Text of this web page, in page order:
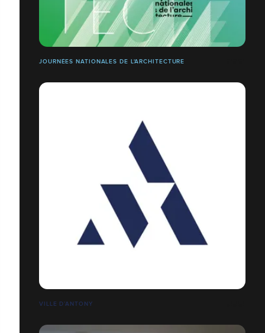
JOURNÉES NATIONALES DE L'ARCHITECTURE
VILLE D’ANTONY